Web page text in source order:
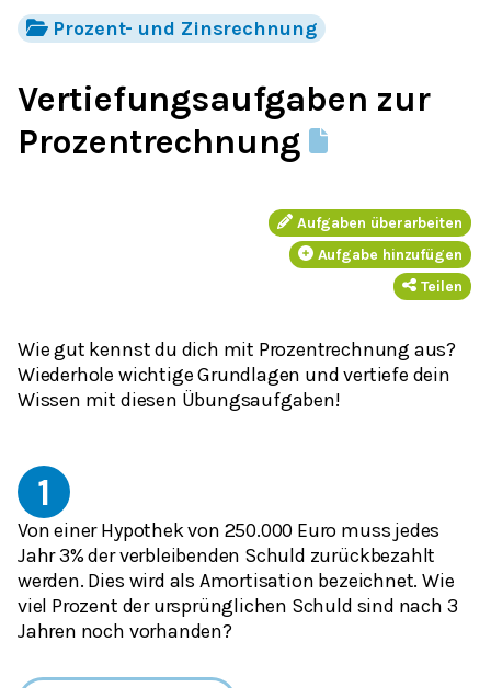
Prozent- und Zinsrechnung
Vertiefungsaufgaben zur
Prozentrechnung
Aufgaben überarbeiten
Aufgabe hinzufügen
Teilen
Wie gut kennst du dich mit Prozentrechnung aus?
Wiederhole wichtige Grundlagen und vertiefe dein
Wissen mit diesen Übungsaufgaben!
1
Von einer Hypothek von 250.000 Euro muss jedes
Jahr 3% der verbleibenden Schuld zurückbezahlt
werden. Dies wird als Amortisation bezeichnet. Wie
viel Prozent der ursprünglichen Schuld sind nach 3
Jahren noch vorhanden?